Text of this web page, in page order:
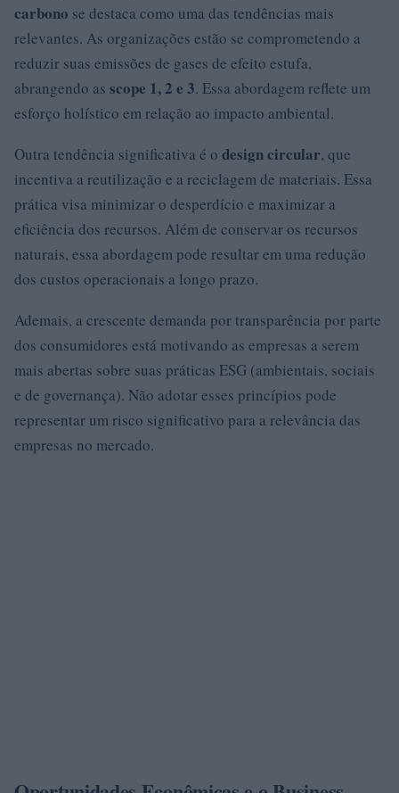
carbono se destaca como uma das tendências mais
relevantes. As organizações estão se comprometendo a
reduzir suas emissões de gases de efeito estufa,
abrangendo as scope 1, 2 e 3. Essa abordagem reflete um
esforço holístico em relação ao impacto ambiental.
Outra tendência significativa é o design circular, que
incentiva a reutilização e a reciclagem de materiais. Essa
prática visa minimizar o desperdício e maximizar a
eficiência dos recursos. Além de conservar os recursos
naturais, essa abordagem pode resultar em uma redução
dos custos operacionais a longo prazo.
Ademais, a crescente demanda por transparência por parte
dos consumidores está motivando as empresas a serem
mais abertas sobre suas práticas ESG (ambientais, sociais
e de governança). Não adotar esses princípios pode
representar um risco significativo para a relevância das
empresas no mercado.